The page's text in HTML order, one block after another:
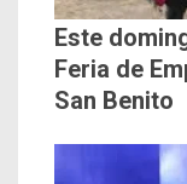
Este
Feria de
San Benito